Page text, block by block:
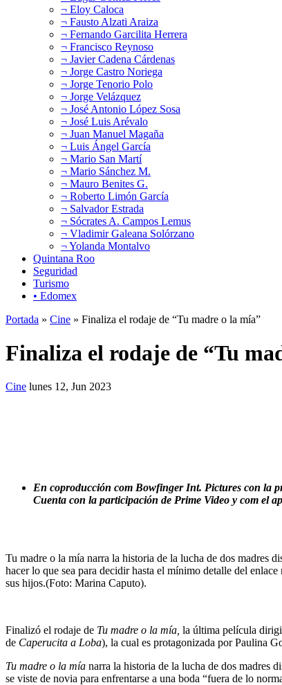
¬ Eloy Caloca
¬ Fausto Alzati Araiza
¬ Fernando Garcilita Herrera
¬ Francisco Reynoso
¬ Javier Cadena Cárdenas
¬ Jorge Castro Noriega
¬ Jorge Tenorio Polo
¬ Jorge Velázquez
¬ José Antonio López Sosa
¬ José Luis Arévalo
¬ Juan Manuel Magaña
¬ Luis Ángel García
¬ Mario San Martí
¬ Mario Sánchez M.
¬ Mauro Benites G.
¬ Roberto Limón García
¬ Salvador Estrada
¬ Sócrates A. Campos Lemus
¬ Vladimir Galeana Solórzano
¬ Yolanda Montalvo
Quintana Roo
Seguridad
Turismo
• Edomex
Portada » Cine » Finaliza el rodaje de “Tu madre o la mía”
Finaliza el rodaje de “Tu
Cine lunes 12, Jun 2023
En coproducción com Bowfinger Int. Pictures con la
Cuenta con la participación de Prime Video y com el
Tu madre o la mía narra la historia de la lucha de dos madres
hacer lo que sea para decidir hasta el mínimo detalle del enlace
sus hijos.(Foto: Marina Caputo).
Finalizó el rodaje de Tu madre o la mía, la última película
de Caperucita a Loba), la cual es protagonizada por Paulina
Tu madre o la mía narra la historia de la lucha de dos madres
se viste de novia para enfrentarse a una boda “fuera de lo